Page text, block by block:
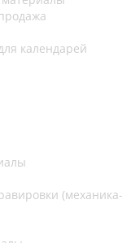
календарей
(механика-